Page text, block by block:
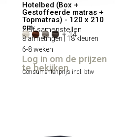
Hotelbed (Box +
Gestoffeerde matras +
Topmatras) - 120 x 210
cm
Zelf samenstellen
+ 14
8 afmetingen | 18 kleuren
6-8 weken
Log in om de prijzen
te bekijken
Consumentenprijs incl. btw